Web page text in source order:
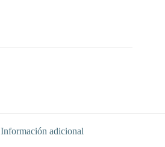
Información adicional